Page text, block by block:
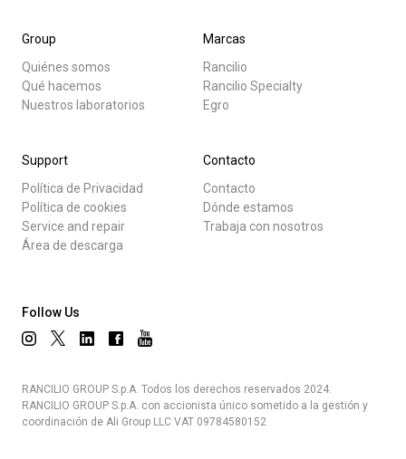
Group
Quiénes somos
Qué hacemos
Nuestros laboratorios
Marcas
Rancilio
Rancilio Specialty
Egro
Support
Política de Privacidad
Política de cookies
Service and repair
Área de descarga
Contacto
Contacto
Dónde estamos
Trabaja con nosotros
Follow Us
RANCILIO GROUP S.p.A. Todos los derechos reservados 2024.
RANCILIO GROUP S.p.A. con accionista único sometido a la gestión y
coordinación de Ali Group LLC VAT 09784580152